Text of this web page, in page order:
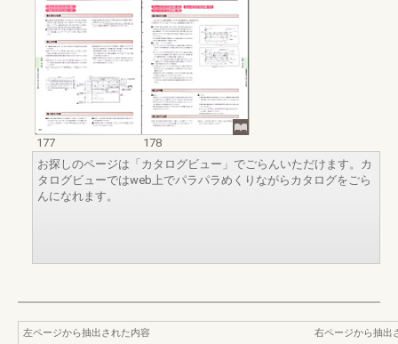
177
178
お探しのページは「カタログビュー」でごらんいただけます。カ
タログビューではweb上でパラパラめくりながらカタログをごら
んになれます。
左ページから抽出された内容
右ページから抽出